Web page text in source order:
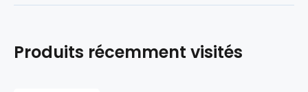
Produits récemment visités